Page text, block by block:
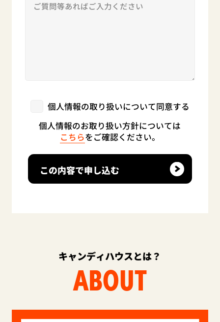
個人情報の取り扱いについて同意する
個人情報のお取り扱い方針については
こちらをご確認ください。
キャンディハウスとは？
ABOUT